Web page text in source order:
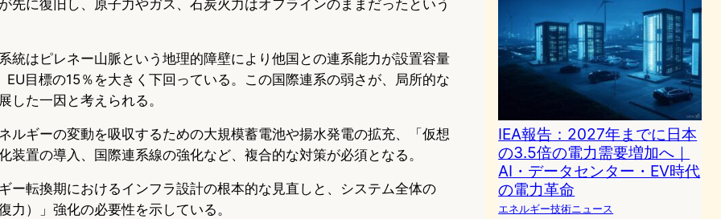
先に復旧し、原子力やガス、石炭火力はオフラインのままだったという
統はピレネー山脈という地理的障壁により他国との連系能力が設置容量
目標の15％を大きく下回っている。この国際連系の弱さが、局所的な
した一因と考えられる。
ルギーの変動を吸収するための大規模蓄電池や揚水発電の拡充、「仮想
装置の導入、国際連系線の強化など、複合的な対策が必須となる。
ー転換期におけるインフラ設計の根本的な見直しと、システム全体の
力）」強化の必要性を示している。
IEA報告：2027年までに日本
の3.5倍の電力需要増加へ｜
AI・データセンター・EV時代
の電力革命
エネルギー技術ニュース